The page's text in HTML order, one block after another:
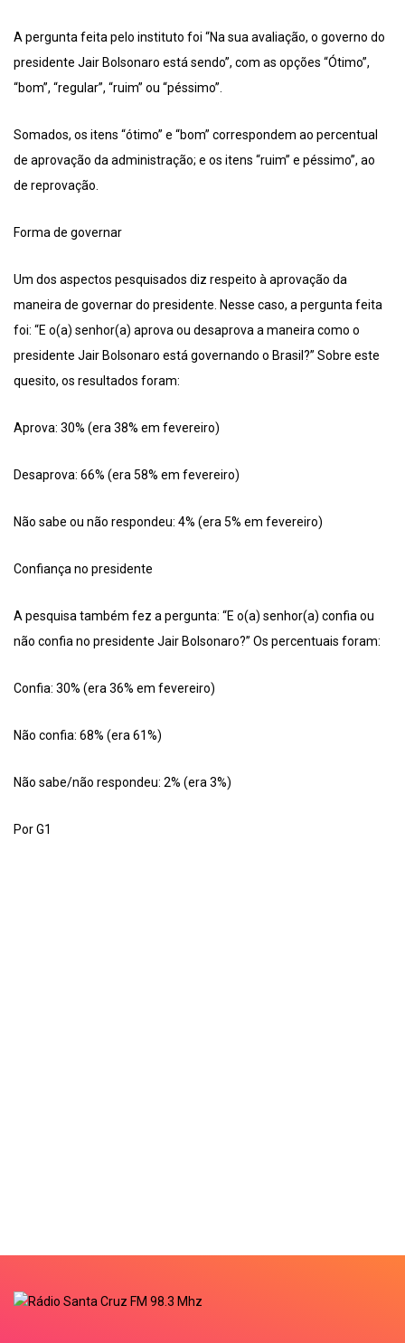
A pergunta feita pelo instituto foi “Na sua avaliação, o governo do
presidente Jair Bolsonaro está sendo”, com as opções “Ótimo”,
“bom”, “regular”, “ruim” ou “péssimo”.
Somados, os itens “ótimo” e “bom” correspondem ao percentual
de aprovação da administração; e os itens “ruim” e péssimo”, ao
de reprovação.
Forma de governar
Um dos aspectos pesquisados diz respeito à aprovação da
maneira de governar do presidente. Nesse caso, a pergunta feita
foi: “E o(a) senhor(a) aprova ou desaprova a maneira como o
presidente Jair Bolsonaro está governando o Brasil?” Sobre este
quesito, os resultados foram:
Aprova: 30% (era 38% em fevereiro)
Desaprova: 66% (era 58% em fevereiro)
Não sabe ou não respondeu: 4% (era 5% em fevereiro)
Confiança no presidente
A pesquisa também fez a pergunta: “E o(a) senhor(a) confia ou
não confia no presidente Jair Bolsonaro?” Os percentuais foram:
Confia: 30% (era 36% em fevereiro)
Não confia: 68% (era 61%)
Não sabe/não respondeu: 2% (era 3%)
Por G1